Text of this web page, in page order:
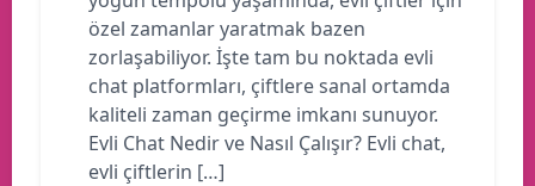
özel zamanlar yaratmak bazen
zorlaşabiliyor. İşte tam bu noktada evli
chat platformları, çiftlere sanal ortamda
kaliteli zaman geçirme imkanı sunuyor.
Evli Chat Nedir ve Nasıl Çalışır? Evli chat,
evli çiftlerin […]